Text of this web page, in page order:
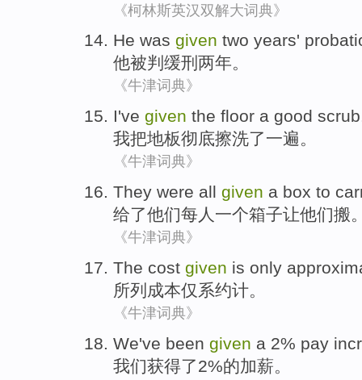
《柯林斯英汉双解大词典》
He was given two years'
他被判 缓刑 两年。
《牛津词典》
I've given the floor a good scrub
我把地板彻底擦洗了一遍。
《牛津词典》
They were all given a box to
给了他们每人 一个箱子让他们搬
《牛津词典》
The cost given is only
所列 成本仅 系约计。
《牛津词典》
We've been given a 2% pay
我们获得了2%的加薪。